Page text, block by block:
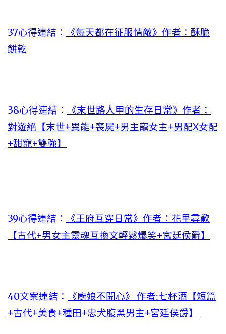
37心得連結：
《每天都在征服情敵》作者：酥脆
餅乾
38心得連結：
《末世路人甲的生存日常》作者：
對遊絕【末世+異能+喪屍+男主寵女主+男配X女配
+甜寵+雙強】
39心得連結：
《王府互穿日常》作者：花里尋歡
【古代+男女主靈魂互換文輕鬆爆笑+宮廷侯爵】
40文案連結：
《廚娘不開心》 作者:七杯酒【短篇
+古代+美食+種田+忠犬腹黑男主+宮廷侯爵】